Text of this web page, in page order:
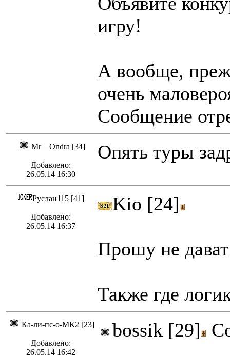
игру!
А вообще,
очень
Сообщение
Mr__Ondra [34]
Добавлено:
26.05.14 16:30
Опять туры
Руслан115 [41]
Добавлено:
26.05.14 16:37
Kio [24]
Прошу не
Также где
Ка-ли-пс-о-МК2 [23]
Добавлено:
26.05.14 16:42
bossik [29]